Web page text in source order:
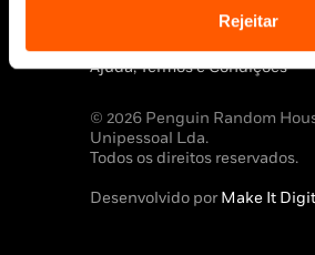
Rejeitar
Política de Cookies
Ajuda, Termos e Condições
© 2026 Penguin Random
Unipessoal Lda.
Todos os direitos reservados.
Desenvolvido porMake It